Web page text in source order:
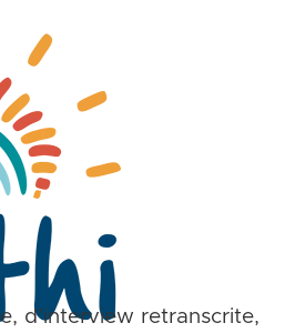
d’interview retranscrite,